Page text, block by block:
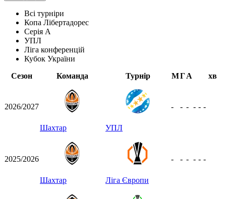
Всі турніри
Копа Лібертадорес
Серія А
УПЛ
Ліга конференцій
Кубок України
Сезон
Команда Турнір МГА хв
2026/2027
Шахтар УПЛ
- - - - - -
2025/2026
Шахтар Ліга Європи
- - - - - -